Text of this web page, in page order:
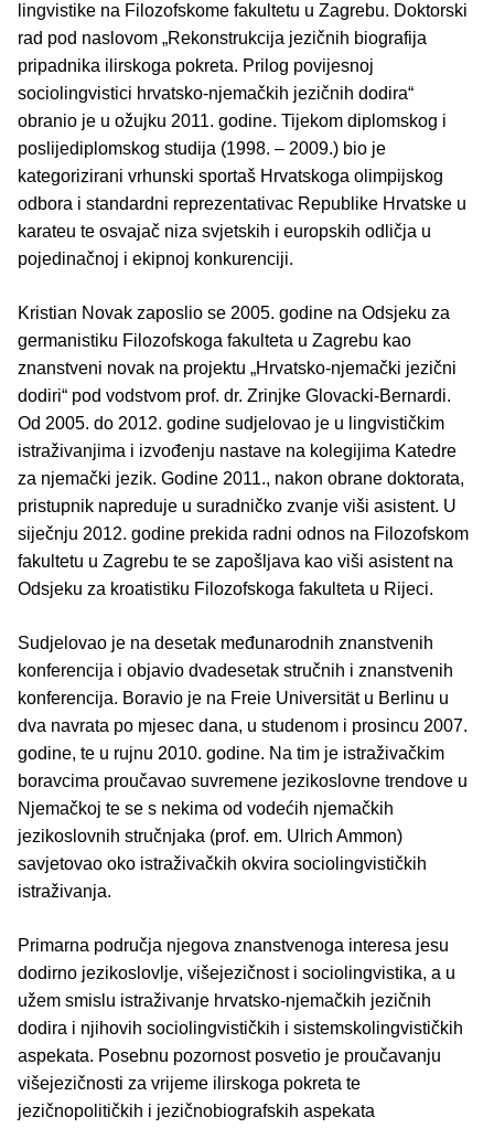
lingvistike na Filozofskome fakultetu u Zagrebu. Doktorski
rad pod naslovom „Rekonstrukcija jezičnih biografija
pripadnika ilirskoga pokreta. Prilog povijesnoj
sociolingvistici hrvatsko-njemačkih jezičnih dodira“
obranio je u ožujku 2011. godine. Tijekom diplomskog i
poslijediplomskog studija (1998. – 2009.) bio je
kategorizirani vrhunski sportaš Hrvatskoga olimpijskog
odbora i standardni reprezentativac Republike Hrvatske u
karateu te osvajač niza svjetskih i europskih odličja u
pojedinačnoj i ekipnoj konkurenciji.
Kristian Novak zaposlio se 2005. godine na Odsjeku za
germanistiku Filozofskoga fakulteta u Zagrebu kao
znanstveni novak na projektu „Hrvatsko-njemački jezični
dodiri“ pod vodstvom prof. dr. Zrinjke Glovacki-Bernardi.
Od 2005. do 2012. godine sudjelovao je u lingvističkim
istraživanjima i izvođenju nastave na kolegijima Katedre
za njemački jezik. Godine 2011., nakon obrane doktorata,
pristupnik napreduje u suradničko zvanje viši asistent. U
siječnju 2012. godine prekida radni odnos na Filozofskom
fakultetu u Zagrebu te se zapošljava kao viši asistent na
Odsjeku za kroatistiku Filozofskoga fakulteta u Rijeci.
Sudjelovao je na desetak međunarodnih znanstvenih
konferencija i objavio dvadesetak stručnih i znanstvenih
konferencija. Boravio je na Freie Universität u Berlinu u
dva navrata po mjesec dana, u studenom i prosincu 2007.
godine, te u rujnu 2010. godine. Na tim je istraživačkim
boravcima proučavao suvremene jezikoslovne trendove u
Njemačkoj te se s nekima od vodećih njemačkih
jezikoslovnih stručnjaka (prof. em. Ulrich Ammon)
savjetovao oko istraživačkih okvira sociolingvističkih
istraživanja.
Primarna područja njegova znanstvenoga interesa jesu
dodirno jezikoslovlje, višejezičnost i sociolingvistika, a u
užem smislu istraživanje hrvatsko-njemačkih jezičnih
dodira i njihovih sociolingvističkih i sistemskolingvističkih
aspekata. Posebnu pozornost posvetio je proučavanju
višejezičnosti za vrijeme ilirskoga pokreta te
jezičnopolitičkih i jezičnobiografskih aspekata